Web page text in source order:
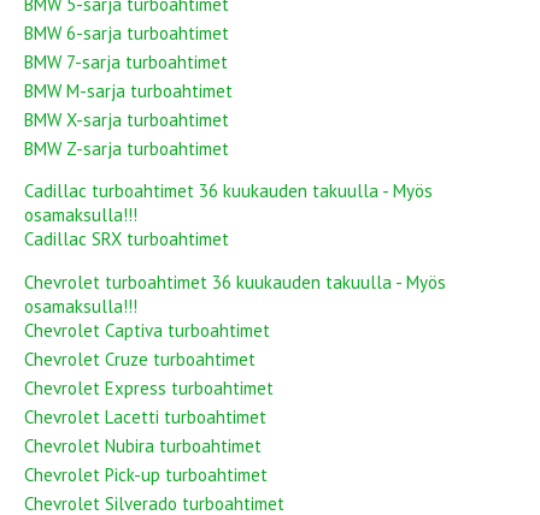
BMW 6-sarja turboahtimet
BMW 7-sarja turboahtimet
BMW M-sarja turboahtimet
BMW X-sarja turboahtimet
BMW Z-sarja turboahtimet
Cadillac turboahtimet 36 kuukauden takuulla - Myös
osamaksulla!!!
Cadillac SRX turboahtimet
Chevrolet turboahtimet 36 kuukauden takuulla - Myös
osamaksulla!!!
Chevrolet Captiva turboahtimet
Chevrolet Cruze turboahtimet
Chevrolet Express turboahtimet
Chevrolet Lacetti turboahtimet
Chevrolet Nubira turboahtimet
Chevrolet Pick-up turboahtimet
Chevrolet Silverado turboahtimet